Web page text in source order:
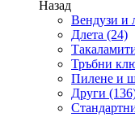
Назад
Вендузи и
Длета (24)
Тръбни
Пилене и
Други